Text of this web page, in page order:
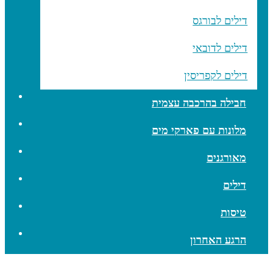
דילים לבורגס
דילים לדובאי
דילים לקפריסין
חבילה בהרכבה עצמית
מלונות עם פארקי מים
מאורגנים
דילים
טיסות
הרגע האחרון